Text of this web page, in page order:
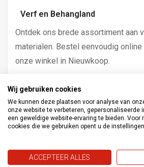
Verf en Behangland
Ontdek ons brede assortiment aan
materialen. Bestel eenvoudig
onze winkel in Nieuwkoop.
Whatsapp 06 213 030 54
+31 172 533 276
Openingstijden winkel:
Ma - Vrij 9.00 - 16.00
Wij gebruiken cookies
We kunnen deze plaatsen voor analyse van
onze website te verbeteren, gepersonaliseerde
een geweldige website-ervaring te bieden. Voor
cookies die we gebruiken opent u de
ACCEPTEER ALLES